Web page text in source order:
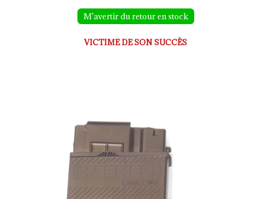
M'avertir du retour en stock
VICTIME DE SON SUCCÈS